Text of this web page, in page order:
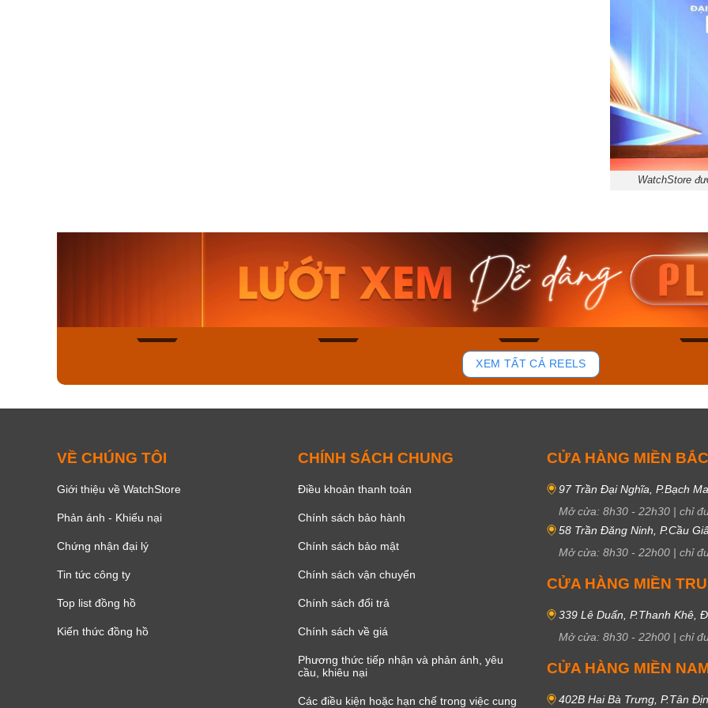
WatchStore
Casio Nam MTS-
115D-1AVDF
2.823.000₫
2.399.550₫
Mua ngay
48
Casio Nam MTS-
RS100L-1AVDF
4.276.000₫
3.634.600₫
Casio
230EL-
Mua
XEM TẤT CẢ REELS
VỀ CHÚNG TÔI
Giới thiệu về WatchStore
Phản ánh - Khiếu nại
Chứng nhận đại lý
Tin tức công ty
Top list đồng hồ
Kiến thức đồng hồ
CHÍNH SÁCH CHUNG
Điều khoản thanh toán
Chính sách bảo hành
Chính sách bảo mật
Chính sách vận chuyển
Chính sách đổi trả
Chính sách về giá
Phương thức tiếp nhận và phản ánh, yêu
cầu, khiêu nại
Các điều kiện hoặc hạn chế trong việc cung
CỬA HÀNG MIỀN BẮC
97 Trần Đại Nghĩa, P.Bạch
Mở cửa: 8h30 - 22h30 | chỉ
58 Trần Đăng Ninh, P.Cầu
Mở cửa: 8h30 - 22h00 | chỉ
CỬA HÀNG MIỀN
339 Lê Duẩn, P.Thanh Khê,
Mở cửa: 8h30 - 22h00 | chỉ
CỬA HÀNG MIỀN
402B Hai Bà Trưng, P.Tân